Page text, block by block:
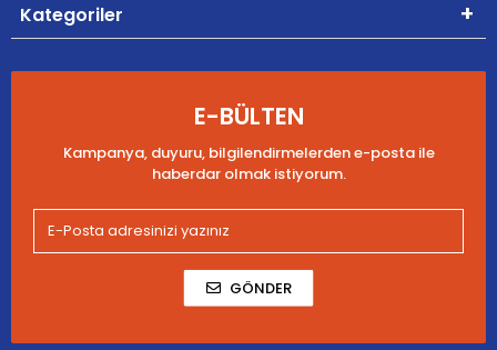
Kategoriler
E-BÜLTEN
Kampanya, duyuru, bilgilendirmelerden e-posta ile
haberdar olmak istiyorum.
GÖNDER